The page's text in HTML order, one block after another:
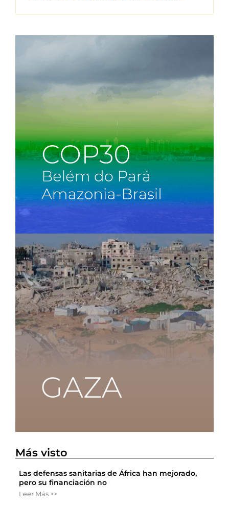
Más visto
Las defensas sanitarias de África han mejorado,
pero su financiación no
Leer Más >>